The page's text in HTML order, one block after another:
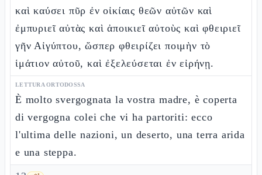
καὶ καύσει πῦρ ἐν οἰκίαις θεῶν αὐτῶν καὶ
ἐμπυριεῖ αὐτὰς καὶ ἀποικιεῖ αὐτοὺς καὶ φθειριεῖ
γῆν Αἰγύπτου, ὥσπερ φθειρίζει ποιμὴν τὸ
ἱμάτιον αὐτοῦ, καὶ ἐξελεύσεται ἐν εἰρήνῃ.
LETTURA ORTODOSSA
È molto svergognata la vostra madre, è coperta
di vergogna colei che vi ha partoriti: ecco
l'ultima delle nazioni, un deserto, una terra arida
e una steppa.